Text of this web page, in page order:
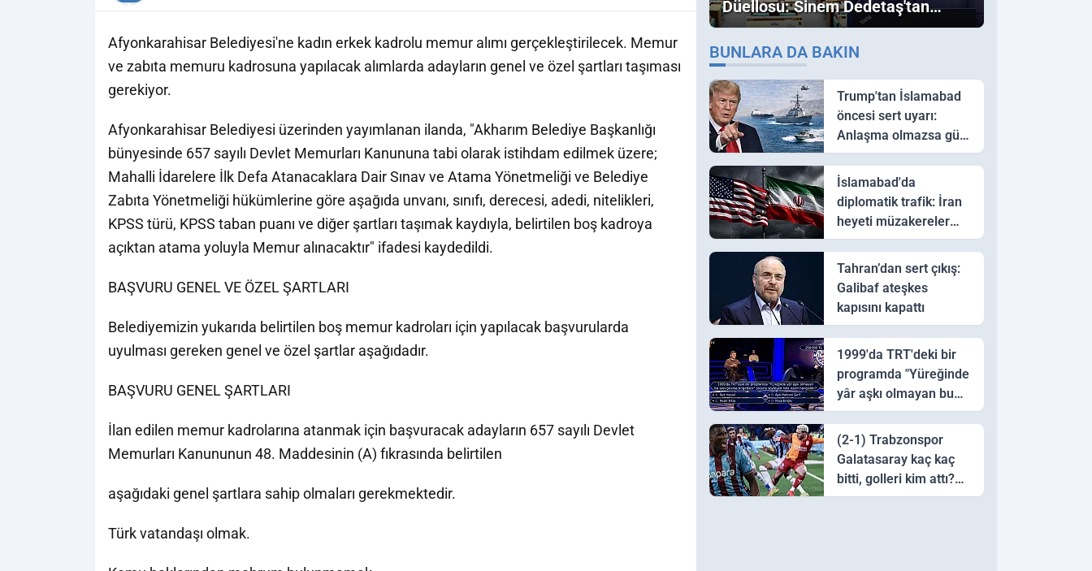
Afyonkarahisar Belediyesi'ne kadın erkek kadrolu memur alımı gerçekleştirilecek. Memur
ve zabıta memuru kadrosuna yapılacak alımlarda adayların genel ve özel şartları taşıması
gerekiyor.
Afyonkarahisar Belediyesi üzerinden yayımlanan ilanda, "Akharım Belediye Başkanlığı
bünyesinde 657 sayılı Devlet Memurları Kanununa tabi olarak istihdam edilmek üzere;
Mahalli İdarelere İlk Defa Atanacaklara Dair Sınav ve Atama Yönetmeliği ve Belediye
Zabıta Yönetmeliği hükümlerine göre aşağıda unvanı, sınıfı, derecesi, adedi, nitelikleri,
KPSS türü, KPSS taban puanı ve diğer şartları taşımak kaydıyla, belirtilen boş kadroya
açıktan atama yoluyla Memur alınacaktır" ifadesi kaydedildi.
BAŞVURU GENEL VE ÖZEL ŞARTLARI
Belediyemizin yukarıda belirtilen boş memur kadroları için yapılacak başvurularda
uyulması gereken genel ve özel şartlar aşağıdadır.
BAŞVURU GENEL ŞARTLARI
İlan edilen memur kadrolarına atanmak için başvuracak adayların 657 sayılı Devlet
Memurları Kanununun 48. Maddesinin (A) fıkrasında belirtilen
aşağıdaki genel şartlara sahip olmaları gerekmektedir.
Türk vatandaşı olmak.
Düellosu: Sinem Dedetaş'tan
Ezber Bozan "Erdoğan" ve
"İmamoğlu" Çıkışı!
BUNLARA DA BAKIN
Trump'tan İslamabad
öncesi sert uyarı:
Anlaşma olmazsa güç
kullanırız
İslamabad'da
diplomatik trafik: İran
heyeti müzakereler
için Pakistan'a ulaştı
Tahran’dan sert çıkış:
Galibaf ateşkes
kapısını kapattı
1999'da TRT'deki bir
programda "Yüreğinde
yâr aşkı olmayan bu
sazı çalarsa tingirdatır"
sözünü söyleyen halk
ozanı hangisidir?
(2-1) Trabzonspor
Galatasaray kaç kaç
bitti, golleri kim attı?
Trabzonspor